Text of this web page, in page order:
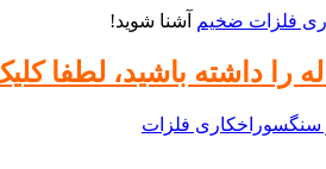
فلزات ضخیم آشنا شوید!
سنگسوراخکاری فلزات